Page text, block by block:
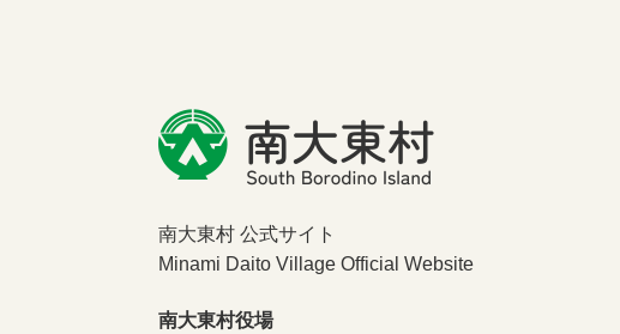
南大東村 公式サイト
Minami Daito Village Official Website
南大東村役場